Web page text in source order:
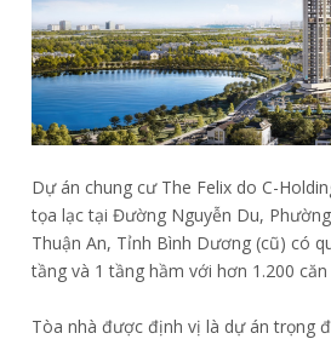
Dự án chung cư The Felix do C-
tọa lạc tại Đường Nguyễn Du,
Thuận An, Tỉnh Bình Dương (cũ) có
tầng và 1 tầng hầm với hơn 1.200 căn
Tòa nhà được định vị là dự án trọng